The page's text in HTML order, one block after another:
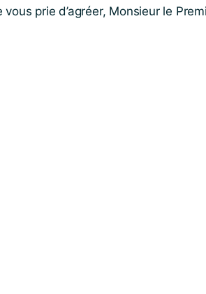
prie d’agréer, Monsieur le